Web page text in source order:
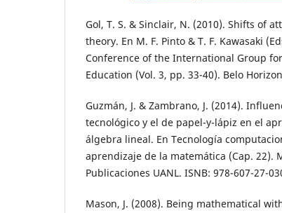
Gol, T. S. & Sinclair, N. (2010). Shifts of
theory. En M. F. Pinto & T. F. Kawasaki
Conference of the International Group
Education (Vol. 3, pp. 33-40). Belo
Guzmán, J. & Zambrano, J. (2014).
tecnológico y el de papel-y-lápiz en el
álgebra lineal. En Tecnología
aprendizaje de la matemática (Cap. 22).
Publicaciones UANL. ISNB: 978-607-27-
Mason, J. (2008). Being mathematical